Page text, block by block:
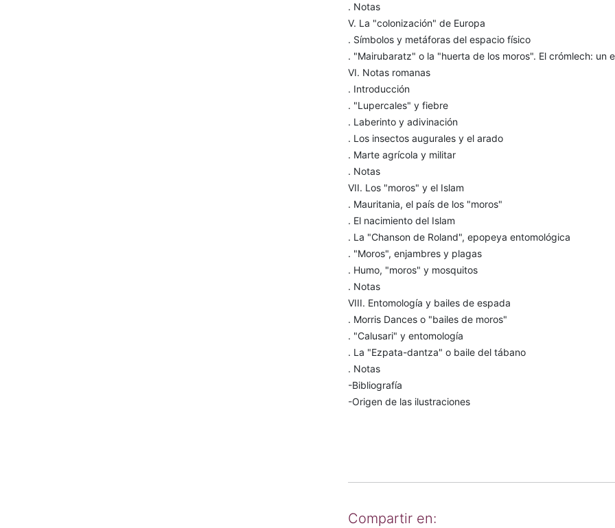
. Notas
V. La "colonización" de Europa
. Símbolos y metáforas del espacio físico
. "Mairubaratz" o la "huerta de los moros". El crómlech: un
VI. Notas romanas
. Introducción
. "Lupercales" y fiebre
. Laberinto y adivinación
. Los insectos augurales y el arado
. Marte agrícola y militar
. Notas
VII. Los "moros" y el Islam
. Mauritania, el país de los "moros"
. El nacimiento del Islam
. La "Chanson de Roland", epopeya entomológica
. "Moros", enjambres y plagas
. Humo, "moros" y mosquitos
. Notas
VIII. Entomología y bailes de espada
. Morris Dances o "bailes de moros"
. "Calusari" y entomología
. La "Ezpata-dantza" o baile del tábano
. Notas
-Bibliografía
-Origen de las ilustraciones
Compartir en: